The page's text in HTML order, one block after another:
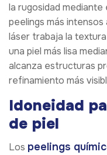
la rugosidad
peelings más intensos
láser trabaja la
una piel más lisa
alcanza estructuras
refinamiento más
Idoneidad
de piel
Los peelings